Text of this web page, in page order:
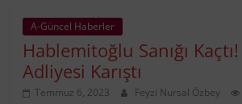
A-Güncel Haberler
Hablemitoğlu Sanığı
Adliyesi Karıştı
Temmuz 6, 2023 Feyzi Nursal Özbey